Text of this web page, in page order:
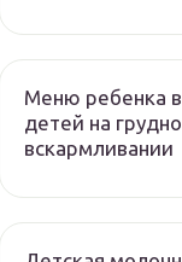
Меню ребенка
детей на
вскармливании